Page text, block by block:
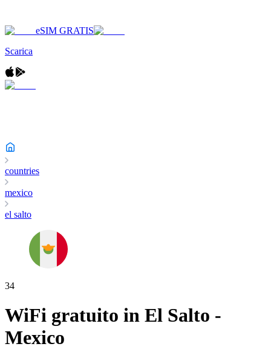
eSIM GRATIS
Scarica
countries
mexico
el salto
34
WiFi gratuito in El Salto -
Mexico